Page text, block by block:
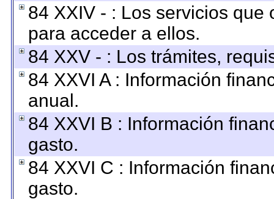
84 XXIV - : Los servicios
para acceder a ellos.
84 XXV - : Los trámites,
84 XXVI A : Información
anual.
84 XXVI B : Información
gasto.
84 XXVI C : Información
gasto.